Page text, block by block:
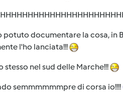
documentare la cosa, in
l'ho lanciata!!!
nel sud delle Marche!!!
semmmmmmpre di corsa io!!!!